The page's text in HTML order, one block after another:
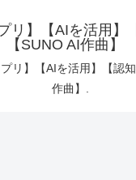
リ】【AIを活用】
【SUNO AI作曲】
リ】【AIを活用】【認
作曲】.